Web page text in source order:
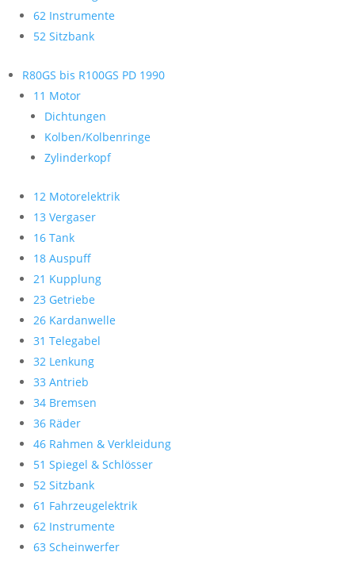
62 Instrumente
52 Sitzbank
R80GS bis R100GS PD 1990
11 Motor
Dichtungen
Kolben/Kolbenringe
Zylinderkopf
12 Motorelektrik
13 Vergaser
16 Tank
18 Auspuff
21 Kupplung
23 Getriebe
26 Kardanwelle
31 Telegabel
32 Lenkung
33 Antrieb
34 Bremsen
36 Räder
46 Rahmen & Verkleidung
51 Spiegel & Schlösser
52 Sitzbank
61 Fahrzeugelektrik
62 Instrumente
63 Scheinwerfer